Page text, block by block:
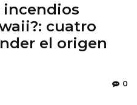
incendios
cuatro
el origen
0